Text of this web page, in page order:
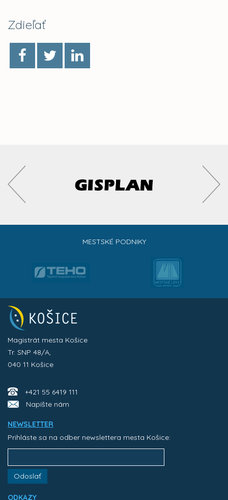
Zdieľať
MESTSKÉ PODNIKY
Magistrát mesta Košice
Tr. SNP 48/A,
040 11 Košice
+421 55 6419 111
Napíšte nám
NEWSLETTER
Prihláste sa na odber newslettera mesta Košice:
Odoslať
ODKAZY